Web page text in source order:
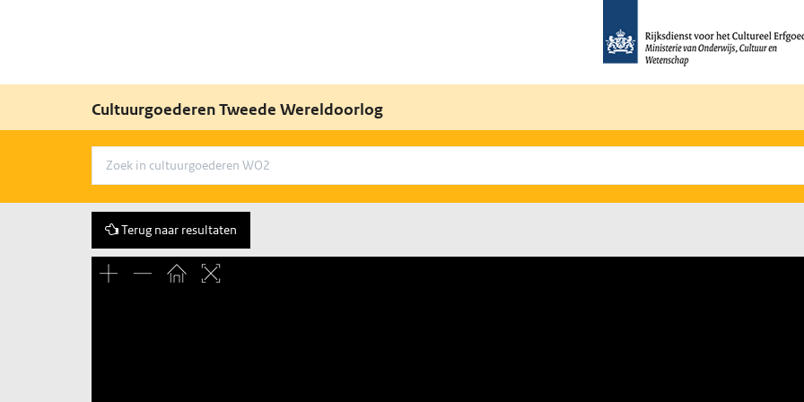
Cultuurgoederen Tweede Wereldoorlog
Terug naar resultaten